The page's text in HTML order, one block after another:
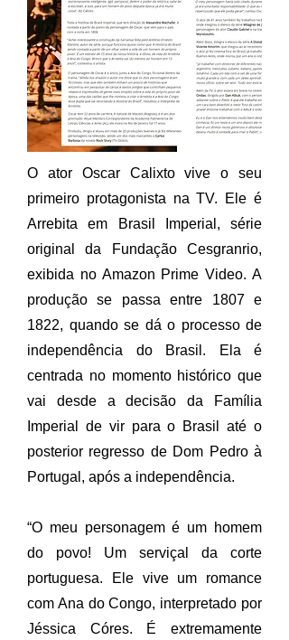
O ator Oscar Calixto vive o seu
primeiro protagonista na TV. Ele é
Arrebita em Brasil Imperial, série
original da Fundação Cesgranrio,
exibida no Amazon Prime Video. A
produção se passa entre 1807 e
1822, quando se dá o processo de
independência do Brasil. Ela é
centrada no momento histórico que
vai desde a decisão da Família
Imperial de vir para o Brasil até o
posterior regresso de Dom Pedro à
Portugal, após a independência.
“O meu personagem é um homem
do povo! Um serviçal da corte
portuguesa. Ele vive um romance
com Ana do Congo, interpretado por
Jéssica Córes. É extremamente